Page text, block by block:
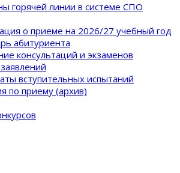
горячей линии в системе СПО
о приеме на 2026/27 учебный год
абитуриента
консультаций и экзаменов
вступительных испытаний
по приему (архив)